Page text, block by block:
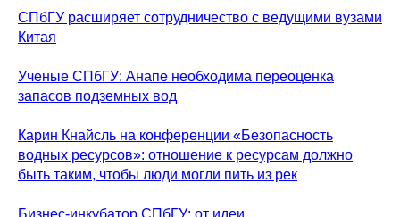
СПбГУ расширяет сотрудничество с ведущими вузами
Китая
Ученые СПбГУ: Анапе необходима переоценка
запасов подземных вод
Карин Кнайсль на конференции «Безопасность
водных ресурсов»: отношение к ресурсам должно
быть таким, чтобы люди могли пить из рек
Бизнес-инкубатор СПбГУ: от идеи